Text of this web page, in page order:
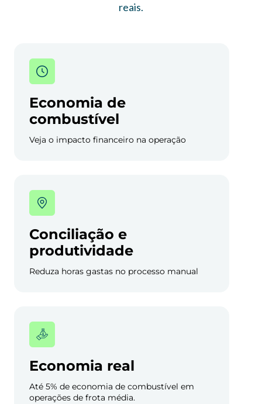
reais.
Economia de
combustível
Veja o impacto financeiro na operação
Conciliação e
produtividade
Reduza horas gastas no processo manual
Economia real
Até 5% de economia de combustível em
operações de frota média.